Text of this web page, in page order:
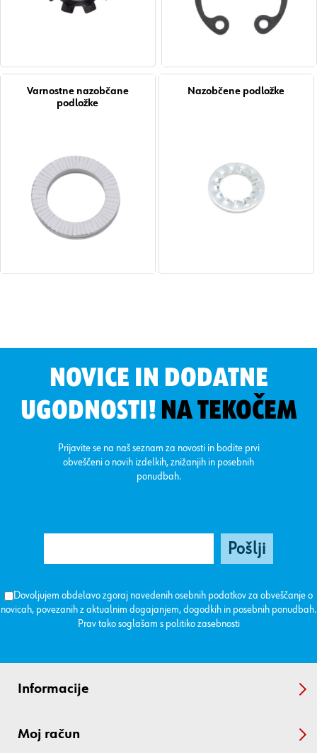
Varnostne nazobčane
podložke
Nazobčene podložke
NOVICE IN DODATNE
UGODNOSTI! NA TEKOČEM
Prijavite se na naš seznam za novosti in bodite prvi
obveščeni o novih izdelkih, znižanjih in posebnih
ponudbah.
Dovoljujem obdelavo zgoraj navedenih osebnih podatkov za obveščanje o
novicah, povezanih z aktualnim dogajanjem, dogodkih in posebnih ponudbah.
Prav tako soglašam s politiko zasebnosti
Informacije
Moj račun